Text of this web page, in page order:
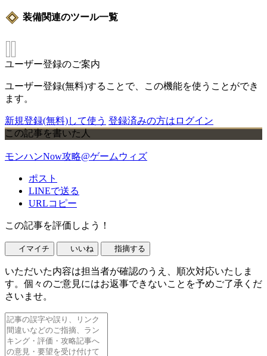
装備関連のツール一覧
ユーザー登録のご案内
ユーザー登録(無料)することで、この機能を使うことができ
ます。
新規登録(無料)して使う 登録済みの方はログイン
この記事を書いた人
モンハンNow攻略@ゲームウィズ
ポスト
LINEで送る
URLコピー
この記事を評価しよう！
イマイチ いいね 指摘する
いただいた内容は担当者が確認のうえ、順次対応いたしま
す。個々のご意見にはお返事できないことを予めご了承くだ
さいませ。